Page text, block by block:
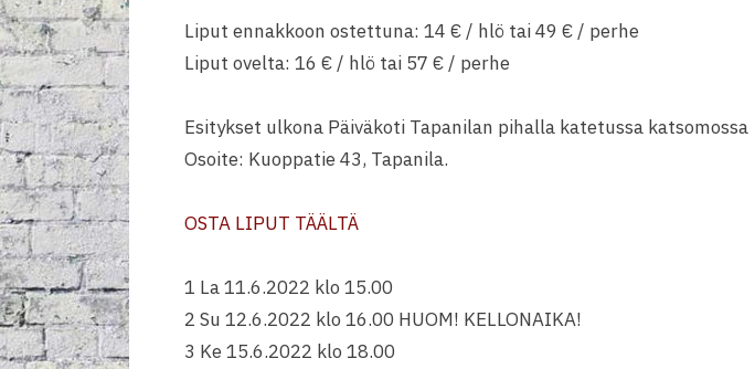
Liput ennakkoon ostettuna: 14 € / hlö tai 49 € / perhe
Liput ovelta: 16 € / hlö tai 57 € / perhe
Esitykset ulkona Päiväkoti Tapanilan pihalla katetussa katsomossa
Osoite: Kuoppatie 43, Tapanila.
OSTA LIPUT TÄÄLTÄ
1 La 11.6.2022 klo 15.00
2 Su 12.6.2022 klo 16.00 HUOM! KELLONAIKA!
3 Ke 15.6.2022 klo 18.00